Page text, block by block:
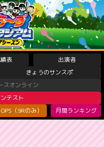
表
出演者
きょうのサンスポ
スオンライン
テスト
OPS（9Rのみ） 月間ランキング